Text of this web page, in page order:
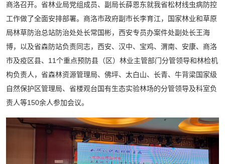
商洛召开。省林业局党组成员、副局长薛恩东就我省松材线虫病防控
工作做了全面安排部署。商洛市政府副市长李育江，国家林业和草原
局林草防治总站防治处处长常国彬，西安专员办案件处副处长王海
博，以及省森防站负责同志，西安、汉中、宝鸡、渭南、安康、商洛
市及疫区县、11个重点预防县（区）林业主管部门分管领导和林检机
构负责人，省森林资源管理局、佛坪、太白山、长青、牛背梁国家级
自然保护区管理局、省楼观台国有生态实验林场的分管领导及科室负
责人等150余人参加会议。